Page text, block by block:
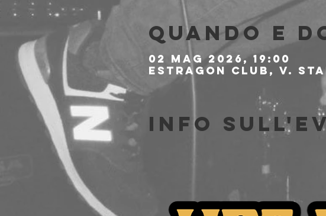
Quando e
02 mag 2026, 19:00
Estragon Club, V.
Info